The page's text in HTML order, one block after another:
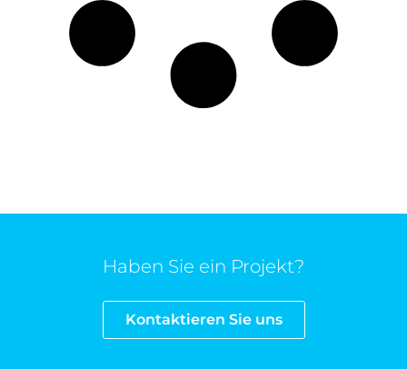
Haben Sie ein Projekt?
Kontaktieren Sie uns